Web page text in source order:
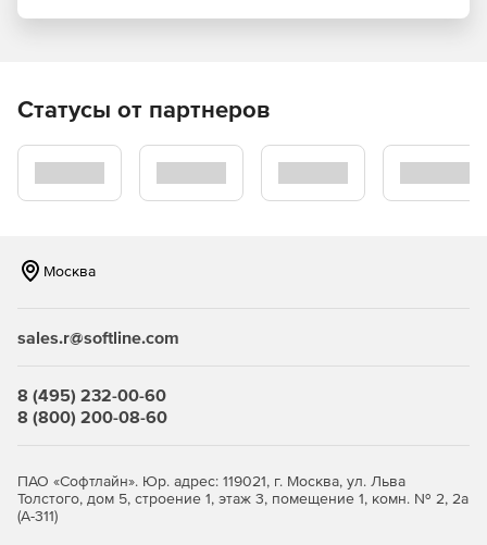
ошибок, интеграция с RaptorXML.
Полная поддержка XML Schema 1.1.
поддержка XPath 3.0.
разработки Visual Studio и Eclipse.
Редактор DTD и конвертер DTD-схем.
таксономии (редактор только в Enterprise).
Статусы от партнеров
Москва
sales.r@softline.com
8 (495) 232-00-60
8 (800) 200-08-60
ПАО «Софтлайн». Юр. адрес: 119021, г. Москва, ул. Льва
Толстого, дом 5, строение 1, этаж 3, помещение 1, комн. № 2, 2а
(А-311)